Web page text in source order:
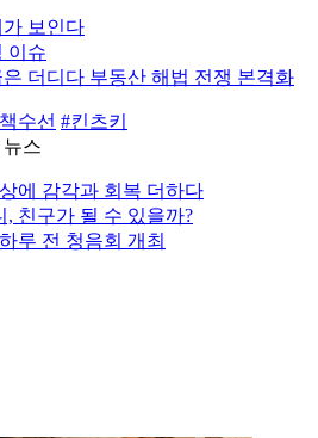
보인다
이슈
더디다 부동산 해법 전쟁 본격화
수선 #킨츠키
스
에 감각과 회복 더하다
, 친구가 될 수 있을까?
루 전 청음회 개최